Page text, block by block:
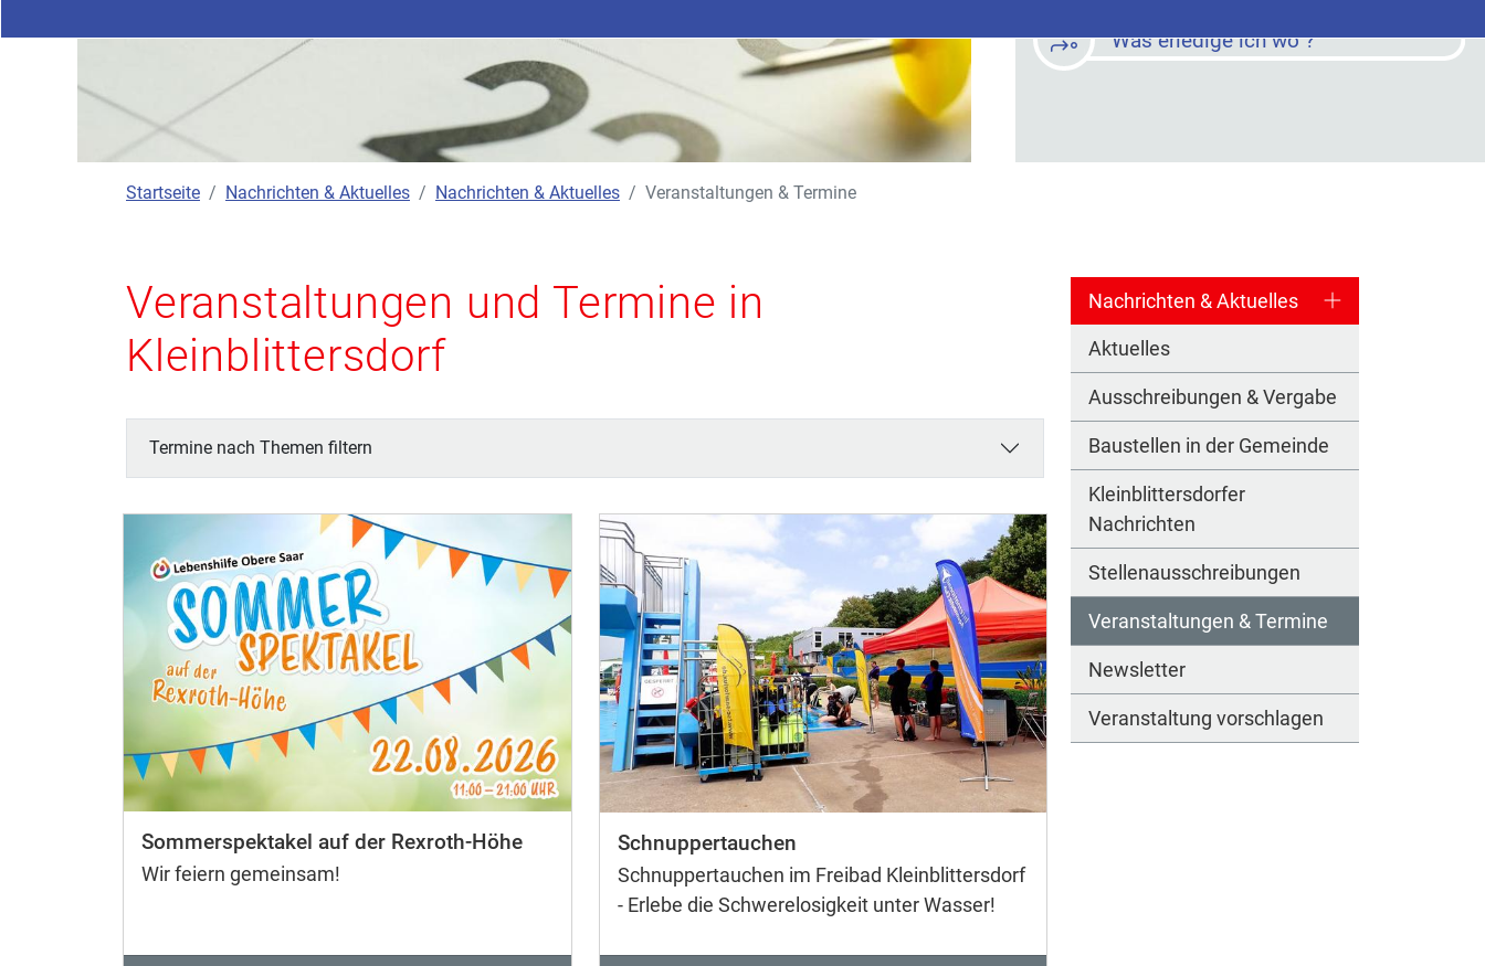
Was erledige ich wo ?
Startseite Nachrichten & Aktuelles Nachrichten & Aktuelles Veranstaltungen & Termine
Nachrichten & Aktuelles
Aktuelles
Ausschreibungen & Vergabe
Baustellen in der Gemeinde
Kleinblittersdorfer
Nachrichten
Stellenausschreibungen
Veranstaltungen & Termine
Newsletter
Veranstaltung vorschlagen
Veranstaltungen und Termine in
Kleinblittersdorf
Termine nach Themen filtern
Sommerspektakel auf der Rexroth-Höhe
Wir feiern gemeinsam!
Schnuppertauchen
Schnuppertauchen im Freibad Kleinblittersdorf
- Erlebe die Schwerelosigkeit unter Wasser!